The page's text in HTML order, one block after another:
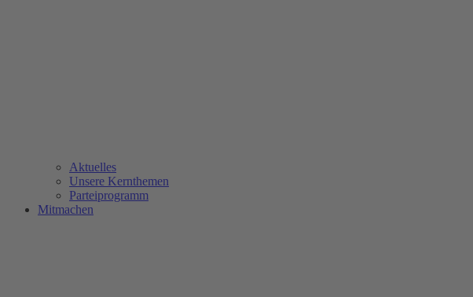
Aktuelles
Unsere Kernthemen
Parteiprogramm
Mitmachen